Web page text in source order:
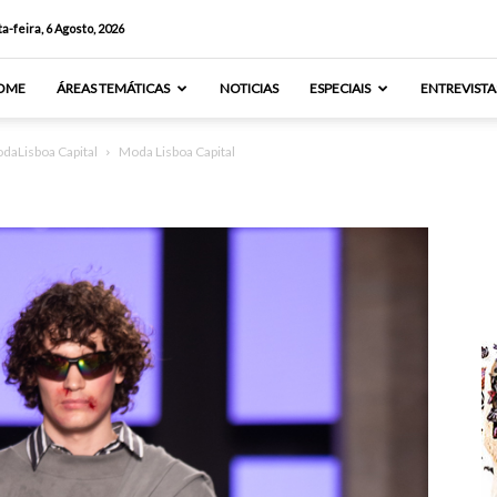
feira, 6 Agosto, 2026
ÁREAS TEMÁTICAS NOTICIAS ESPECIAIS
Capital Moda Lisboa Capital